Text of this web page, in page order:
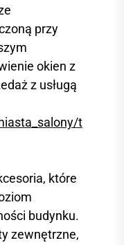
przy
okien z
z usługą
t
które
budynku.
zewnętrzne,